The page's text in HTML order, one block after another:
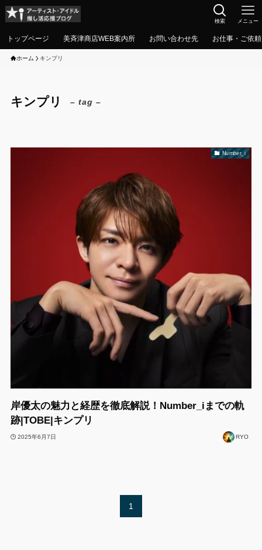
検索 メニュー
トップページ 美斉津商店WEB案内所 お問い合わせ先 お仕事・ご依
ホーム キンプリ
キンプリ – tag –
Number_i
岸優太の魅力と経歴を徹底解説！Number_iまでの軌
跡|TOBE|キンプリ
2025年6月7日 RYO
1